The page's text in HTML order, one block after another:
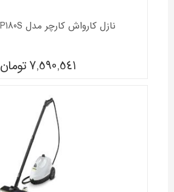
نازل کارواش کارچر مدل VP180S ( کرشر )
7,590,541 تومان